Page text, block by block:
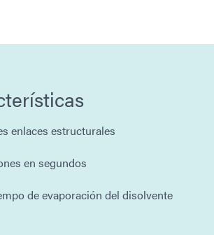
enlaces estructurales
en segundos
de evaporación del disolvente